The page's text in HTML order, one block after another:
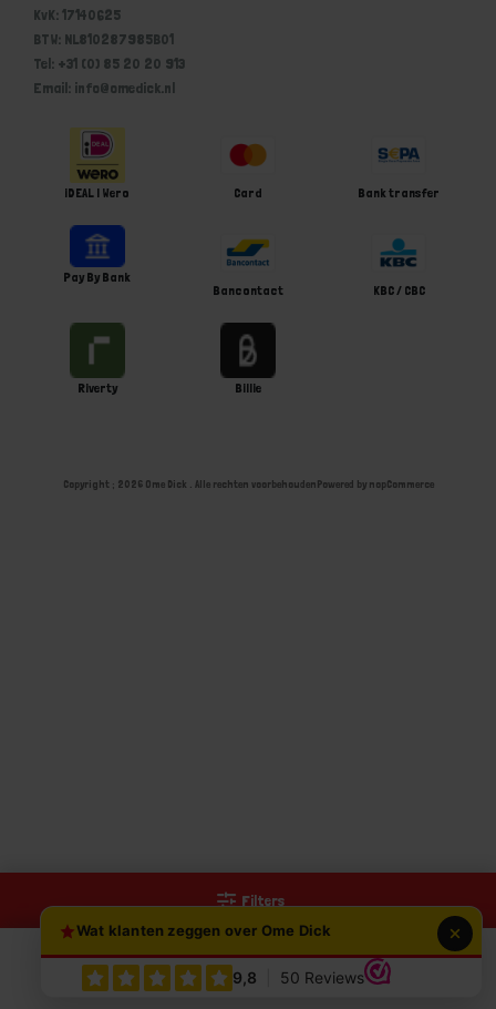
0
Filters
KvK: 17140625
BTW: NL810287985B01
Tel: +31 (0) 85 20 20 913
Email: info@omedick.nl
iDEAL | Wero Card Bank transfer
Pay By Bank
Bancontact
KBC / CBC
Riverty Billie
Copyright ; 2026 Ome Dick . Alle rechten voorbehoudenPowered by nopCommerce
Wat klanten zeggen over Ome Dick